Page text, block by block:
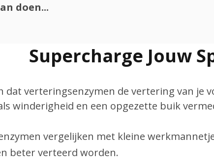
doen...
Supercharge Jouw
dat verteringsenzymen de vertering van je
winderigheid en een opgezette buik
vergelijken met kleine
beter verteerd worden.